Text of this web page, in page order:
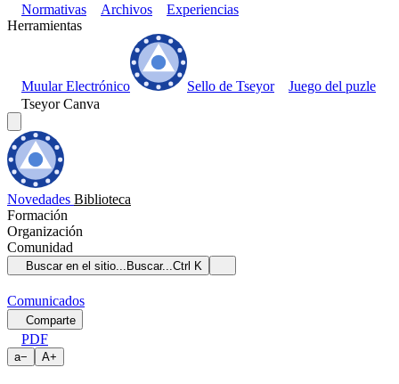
Normativas
Archivos
Experiencias
Herramientas
Muular Electrónico Sello de Tseyor
Juego del puzle
Tseyor Canva
Novedades Biblioteca
Formación
Organización
Comunidad
Buscar en el sitio... Buscar...Ctrl K
Comunicados
Comparte
PDF
a− A+